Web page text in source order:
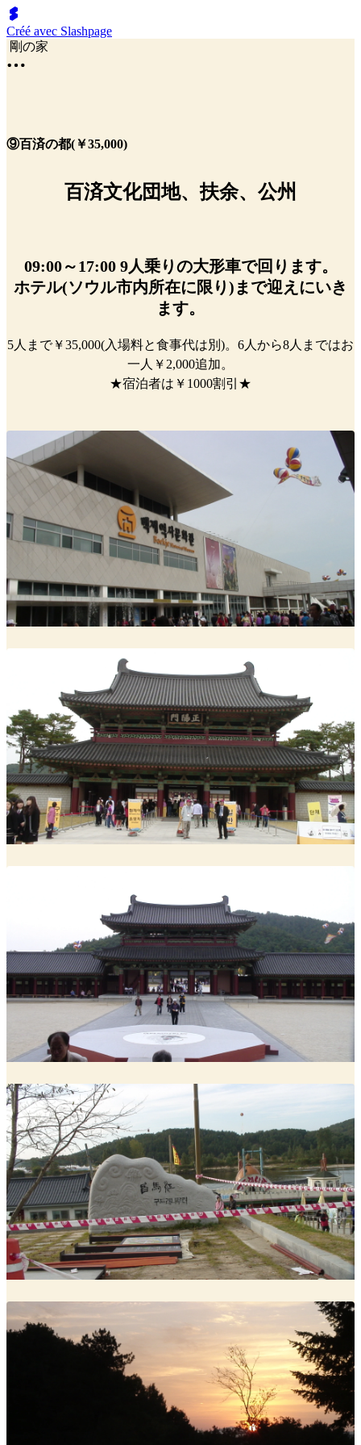
Créé avec Slashpage
剛の家
⑨百済の都(￥35,000)
百済文化団地、扶余、公州
09:00～17:00 9人乗りの大形車で回ります。
ホテル(ソウル市内所在に限り)まで迎えにいき
ます。
5人まで￥35,000(入場料と食事代は別)。6人から8人まではお
一人￥2,000追加。
★宿泊者は￥1000割引★